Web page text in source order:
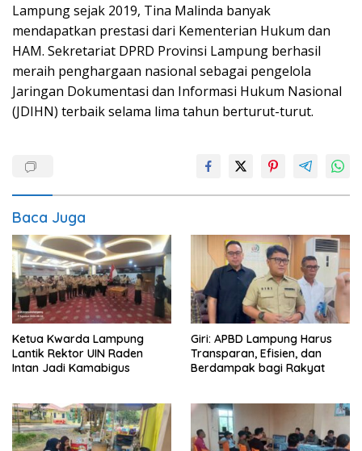
Lampung sejak 2019, Tina Malinda banyak
mendapatkan prestasi dari Kementerian Hukum dan
HAM. Sekretariat DPRD Provinsi Lampung berhasil
meraih penghargaan nasional sebagai pengelola
Jaringan Dokumentasi dan Informasi Hukum Nasional
(JDIHN) terbaik selama lima tahun berturut-turut.
Baca Juga
Ketua Kwarda Lampung
Lantik Rektor UIN Raden
Intan Jadi Kamabigus
Giri: APBD Lampung Harus
Transparan, Efisien, dan
Berdampak bagi Rakyat